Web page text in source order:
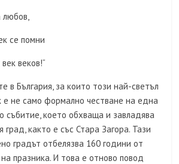
любов,
се помни
веков!“
в България, за които този най-светъл
е не само формално честване на една
събитие, което обхваща и завладява
както е със Стара Загора. Тази
градът отбелязва 160 години от
празника. И това е отново повод